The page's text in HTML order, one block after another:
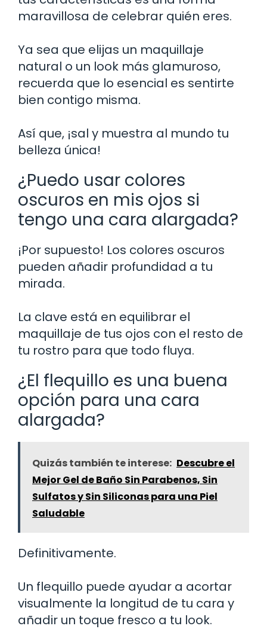
maravillosa de celebrar quién eres.
Ya sea que elijas un maquillaje
natural o un look más glamuroso,
recuerda que lo esencial es sentirte
bien contigo misma.
Así que, ¡sal y muestra al mundo tu
belleza única!
¿Puedo usar colores
oscuros en mis ojos si
tengo una cara alargada?
¡Por supuesto! Los colores oscuros
pueden añadir profundidad a tu
mirada.
La clave está en equilibrar el
maquillaje de tus ojos con el resto de
tu rostro para que todo fluya.
¿El flequillo es una buena
opción para una cara
alargada?
Quizás también te interese: Descubre el
Mejor Gel de Baño Sin Parabenos, Sin
Sulfatos y Sin Siliconas para una Piel
Saludable
Definitivamente.
Un flequillo puede ayudar a acortar
visualmente la longitud de tu cara y
añadir un toque fresco a tu look.